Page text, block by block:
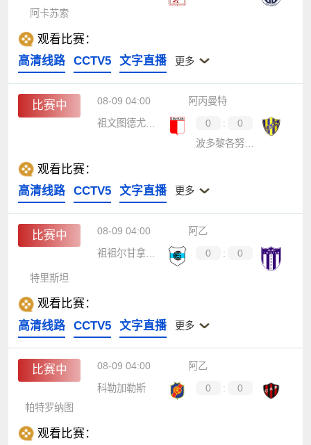
阿卡苏索
观看比赛：
高清线路
CCTV5 文字直播 更多
比赛中 08-09 04:00
阿丙曼特
祖文图德尤尼达
0 :
0
波多黎各努埃沃
观看比赛：
高清线路
CCTV5 文字直播 更多
比赛中 08-09 04:00
阿乙
祖祖尔甘拿斯亚
0 : 0
特里斯坦
观看比赛：
高清线路
CCTV5 文字直播 更多
比赛中 08-09 04:00
阿乙
科勒加勒斯
0 :
0
帕特罗纳图
观看比赛：